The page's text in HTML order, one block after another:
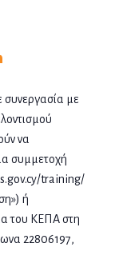
να
συμμετοχή
training/
ή
του ΚΕΠΑ στη
22806197,